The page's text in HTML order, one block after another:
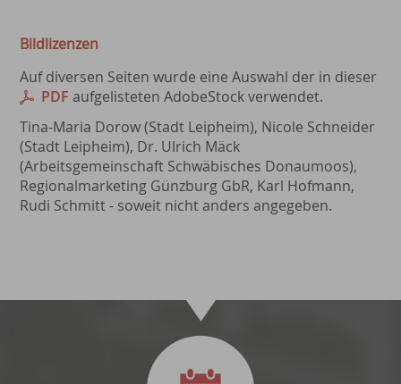
Bildlizenzen
Auf diversen Seiten wurde eine Auswahl der in dieser
PDF aufgelisteten AdobeStock verwendet.
Tina-Maria Dorow (Stadt Leipheim), Nicole Schneider
(Stadt Leipheim), Dr. Ulrich Mäck
(Arbeitsgemeinschaft Schwäbisches Donaumoos),
Regionalmarketing Günzburg GbR, Karl Hofmann,
Rudi Schmitt - soweit nicht anders angegeben.